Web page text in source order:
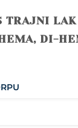
TRAJNI
DI-